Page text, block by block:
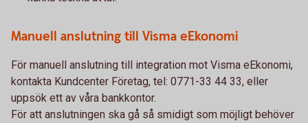
Manuell anslutning till Visma eEkonomi
För manuell anslutning till integration mot Visma eEkonomi,
kontakta Kundcenter Företag, tel: 0771-33 44 33, eller
uppsök ett av våra bankkontor.
För att anslutningen ska gå så smidigt som möjligt behöver